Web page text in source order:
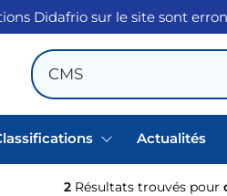
Didafrio sur le site sont
Actualités
2 Résultats trouvés pour